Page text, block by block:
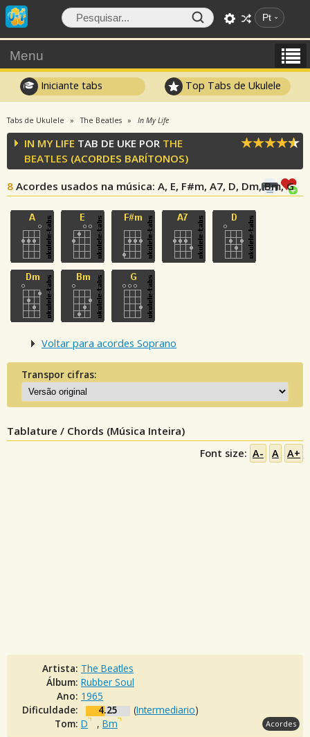
Pt
Menu
Iniciante tabs Top Tabs de Ukulele
Tabs de Ukulele The Beatles In My Life
IN MY LIFE TAB DE UKE POR THE
BEATLES (ACORDES BARÍTONOS)
8 Acordes usados na música: A, E, F#m, A7, D, Dm, Bm, G
Voltar para acordes Soprano
Transpor cifras:
Tablature / Chords (Música Inteira)
Font size: A- A A+
Artista: The Beatles
Álbum: Rubber Soul
Ano: 1965
Dificuldade:
4.25 (Intermediario)
Tom: D , Bm Acordes